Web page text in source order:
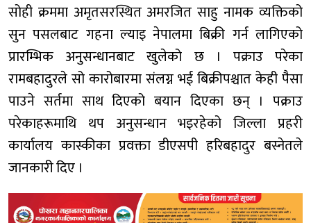
सोही क्रममा अमृतसरस्थित अमरजित साहु नामक व्यक्तिको
सुन पसलबाट गहना ल्याइ नेपालमा बिक्री गर्न लागिएको
प्रारम्भिक अनुसन्धानबाट खुलेको छ । पक्राउ परेका
रामबहादुरले सो कारोबारमा संलग्न भई बिक्रीपश्चात केही पैसा
पाउने सर्तमा साथ दिएको बयान दिएका छन् । पक्राउ
परेकाहरूमाथि थप अनुसन्धान भइरहेको जिल्ला प्रहरी
कार्यालय कास्कीका प्रवक्ता डीएसपी हरिबहादुर बस्नेतले
जानकारी दिए ।